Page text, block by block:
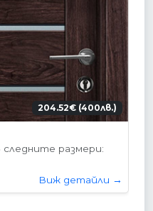
204.52€ (400лв.)
размери:
Виж детайли →